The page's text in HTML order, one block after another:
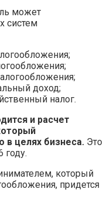
может
систем
доход;
налог.
и расчет
в целях бизнеса. Это
году.
который
придется